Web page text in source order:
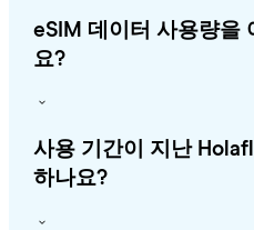
eSIM 데이터 사용량을
요?
사용 기간이 지난
하나요?